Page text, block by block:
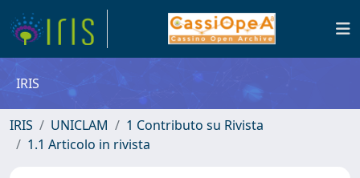
IRIS
IRIS UNICLAM
1 Contributo su Rivista
1.1 Articolo in rivista